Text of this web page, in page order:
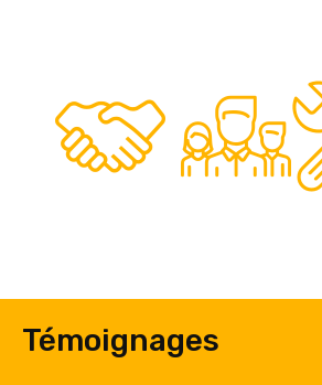
48
0
Témoignages